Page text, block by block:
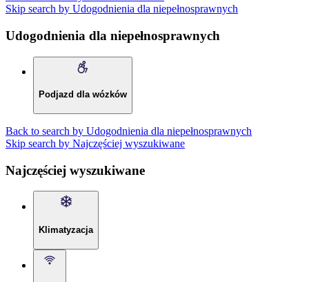
Skip search by Udogodnienia dla niepełnosprawnych
Udogodnienia dla niepełnosprawnych
Podjazd dla wózków
Back to search by Udogodnienia dla niepełnosprawnych
Skip search by Najczęściej wyszukiwane
Najczęściej wyszukiwane
Klimatyzacja